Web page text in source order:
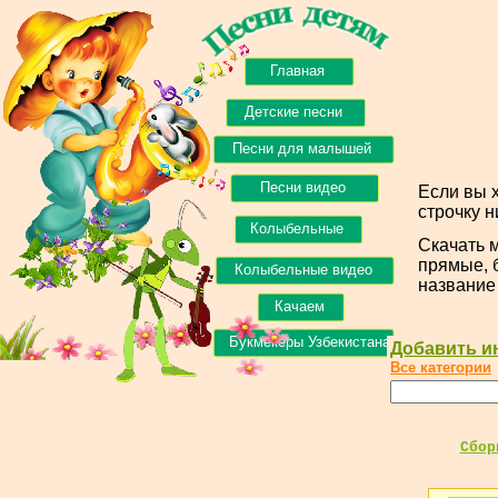
Главная
Колыбельные
Колыбельные видео
Качаем
Детские песни
Песни для малышей
Песни видео
Букмекеры Узбекистана Добавить
Все категории
Если вы
строчку
Скачать
прямые,